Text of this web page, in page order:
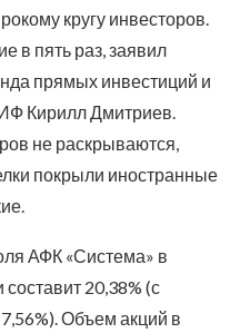
кругу инвесторов.
в пять раз, заявил
прямых инвестиций и
Кирилл Дмитриев.
не раскрываются,
покрыли иностранные
АФК «Система» в
20,38% (с
Объем акций в